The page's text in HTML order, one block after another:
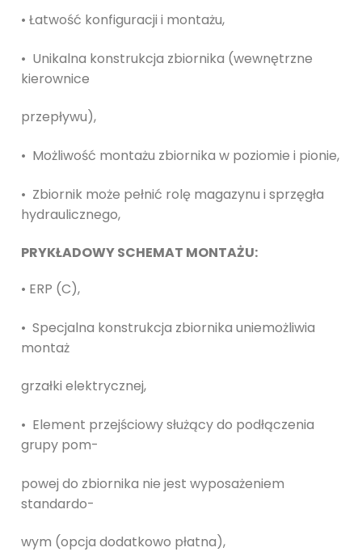
• Łatwość konfiguracji i montażu,
• Unikalna konstrukcja zbiornika (wewnętrzne
kierownice
przepływu),
• Możliwość montażu zbiornika w poziomie i pionie,
• Zbiornik może pełnić rolę magazynu i sprzęgła
hydraulicznego,
PRYKŁADOWY SCHEMAT MONTAŻU:
• ERP (C),
• Specjalna konstrukcja zbiornika uniemożliwia
montaż
grzałki elektrycznej,
• Element przejściowy służący do podłączenia
grupy pom-
powej do zbiornika nie jest wyposażeniem
standardo-
wym (opcja dodatkowo płatna),